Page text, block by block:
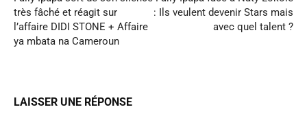
très fâché et réagit sur
l’affaire DIDI STONE + Affaire
ya mbata na Cameroun
: Ils veulent devenir Stars mais
avec quel talent ?
LAISSER UNE RÉPONSE